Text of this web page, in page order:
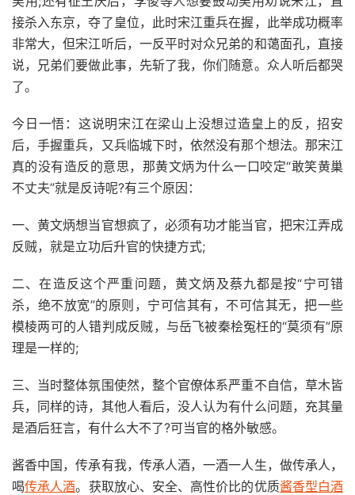
接杀入东京，夺了皇位，此时宋江重兵在握，此举成功概率
非常大，但宋江听后，一反平时对众兄弟的和蔼面孔，直接
说，兄弟们要做此事，先斩了我，你们随意。众人听后都哭
了。
今日一悟：这说明宋江在梁山上没想过造皇上的反，招安
后，手握重兵，又兵临城下时，依然没有那个想法。那宋江
真的没有造反的意思，那黄文炳为什么一口咬定“敢笑黄巢
不丈夫”就是反诗呢?有三个原因：
一、黄文炳想当官想疯了，必须有功才能当官，把宋江弄成
反贼，就是立功后升官的快捷方式;
二、在造反这个严重问题，黄文炳及蔡九都是按“宁可错
杀，绝不放宽”的原则，宁可信其有，不可信其无，把一些
模棱两可的人错判成反贼，与岳飞被秦桧冤枉的“莫须有”原
理是一样的;
三、当时整体氛围使然，整个官僚体系严重不自信，草木皆
兵，同样的诗，其他人看后，没人认为有什么问题，充其量
是酒后狂言，有什么大不了?可当官的格外敏感。
酱香中国，传承有我，传承人酒，一酒一人生，做传承人，
喝传承人酒。获取放心、安全、高性价比的优质酱香型白酒